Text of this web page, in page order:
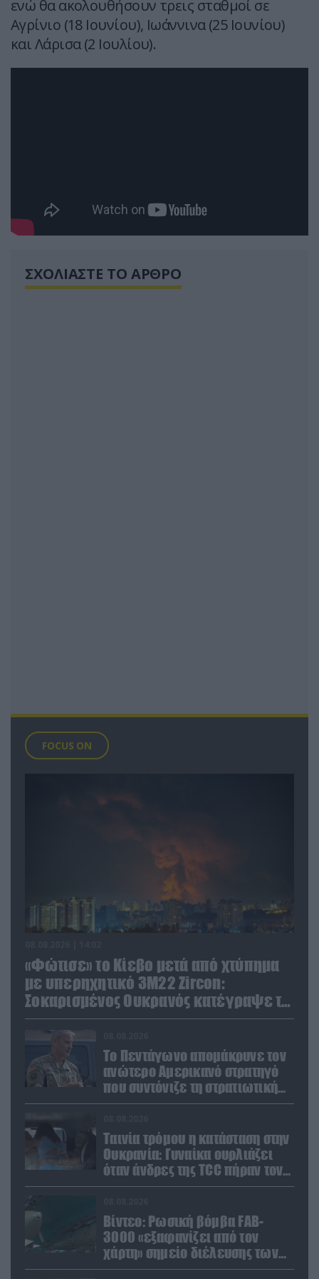
ενώ θα ακολουθήσουν τρεις σταθμοί σε
Αγρίνιο (18 Ιουνίου), Ιωάννινα (25 Ιουνίου)
και Λάρισα (2 Ιουλίου).
ΣΧΟΛΙΑΣΤΕ ΤΟ ΑΡΘΡΟ
FOCUS ON
«Φώτισε» το Κίεβο μετά από χτύπημα
με υπερηχητικό 3M22 Zircon:
Σοκαρισμένος Ουκρανός κατέγραψε τη
στιγμή (βίντεο)
Το Πεντάγωνο απομάκρυνε τον
ανώτερο Αμερικανό στρατηγό
που συντόνιζε τη στρατιωτική
βοήθεια προς την Ουκρανία
Ταινία τρόμου η κατάσταση στην
Ουκρανία: Γυναίκα ουρλιάζει
όταν άνδρες της TCC πήραν τον
σύντροφό της (βίντεο)
Βίντεο: Ρωσική βόμβα FAB-
3000 «εξαφανίζει από τον
χάρτη» σημείο διέλευσης των
ουκρανικών δυνάμεων στην